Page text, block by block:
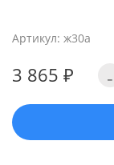
Артикул: ж30а
3 865 ₽ -